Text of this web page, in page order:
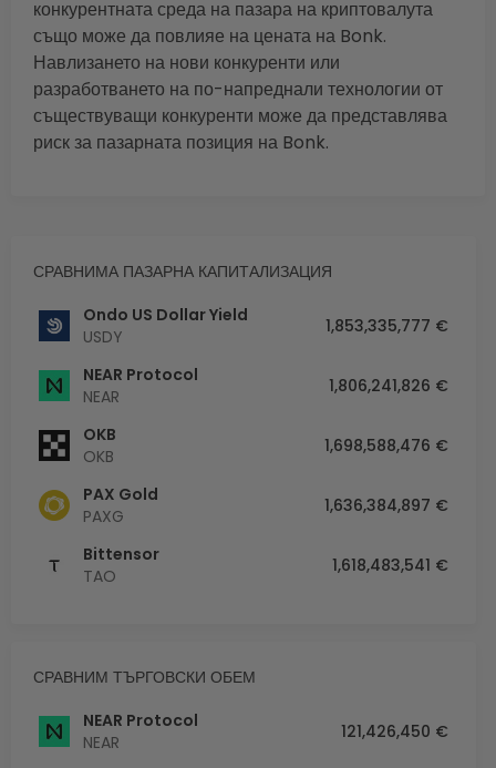
конкурентната среда на пазара на криптовалута
също може да повлияе на цената на Bonk.
Навлизането на нови конкуренти или
разработването на по-напреднали технологии от
съществуващи конкуренти може да представлява
риск за пазарната позиция на Bonk.
СРАВНИМА ПАЗАРНА КАПИТАЛИЗАЦИЯ
Ondo US Dollar Yield
USDY
1,853,335,777 €
NEAR Protocol
NEAR
1,806,241,826 €
OKB
OKB
1,698,588,476 €
PAX Gold
PAXG
1,636,384,897 €
Bittensor
TAO
1,618,483,541 €
СРАВНИМ ТЪРГОВСКИ ОБЕМ
NEAR Protocol
NEAR
121,426,450 €